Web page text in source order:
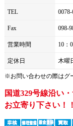
TEL
Fax 098-
営業時間 10：
定休日 木曜
※お問い合わせの際はグ
国道329号線沿い
お立寄り下さい！！